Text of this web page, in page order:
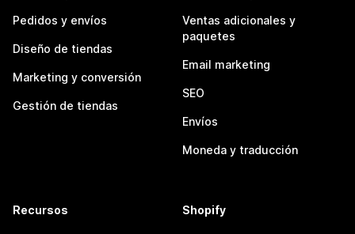
Pedidos y envíos
Diseño de tiendas
Marketing y conversión
Gestión de tiendas
Ventas adicionales y
paquetes
Email marketing
SEO
Envíos
Moneda y traducción
Recursos Shopify